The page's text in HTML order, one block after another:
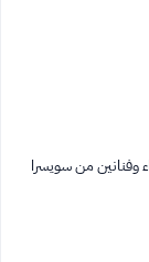
من سويسرا